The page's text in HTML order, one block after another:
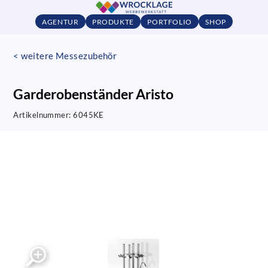
AGENTUR PRODUKTE PORTFOLIO SHOP
< weitere Messezubehör
Garderobenständer Aristo
Artikelnummer:6045KE